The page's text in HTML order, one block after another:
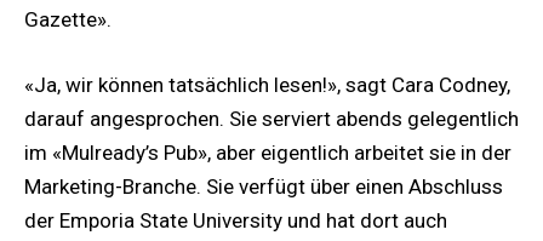
Gazette».
«Ja, wir können tatsächlich lesen!», sagt Cara Codney,
darauf angesprochen. Sie serviert abends gelegentlich
im «Mulready’s Pub», aber eigentlich arbeitet sie in der
Marketing-Branche. Sie verfügt über einen Abschluss
der Emporia State University und hat dort auch